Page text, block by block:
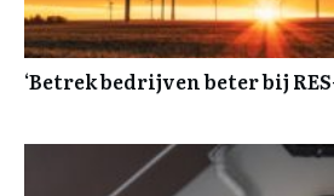
‘Betrek bedrijven beter bij